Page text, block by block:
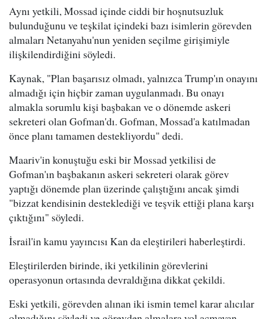
Aynı yetkili, Mossad içinde ciddi bir hoşnutsuzluk
bulunduğunu ve teşkilat içindeki bazı isimlerin görevden
almaları Netanyahu'nun yeniden seçilme girişimiyle
ilişkilendirdiğini söyledi.
Kaynak, "Plan başarısız olmadı, yalnızca Trump'ın onayını
almadığı için hiçbir zaman uygulanmadı. Bu onayı
almakla sorumlu kişi başbakan ve o dönemde askeri
sekreteri olan Gofman'dı. Gofman, Mossad'a katılmadan
önce planı tamamen destekliyordu" dedi.
Maariv'in konuştuğu eski bir Mossad yetkilisi de
Gofman'ın başbakanın askeri sekreteri olarak görev
yaptığı dönemde plan üzerinde çalıştığını ancak şimdi
"bizzat kendisinin desteklediği ve teşvik ettiği plana karşı
çıktığını" söyledi.
İsrail'in kamu yayıncısı Kan da eleştirileri haberleştirdi.
Eleştirilerden birinde, iki yetkilinin görevlerini
operasyonun ortasında devraldığına dikkat çekildi.
Eski yetkili, görevden alınan iki ismin temel karar alıcılar